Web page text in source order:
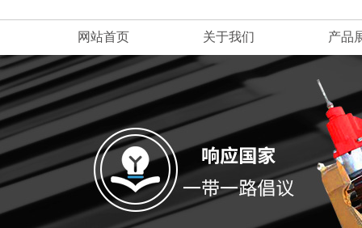
网站首页 关于我们 产品